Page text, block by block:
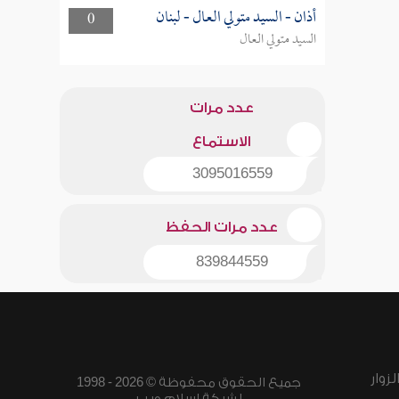
0
أذان - السيد متولي العال - لبنان
السيد متولي العال
عدد مرات
الاستماع
3095016559
عدد مرات الحفظ
839844559
جميع الحقوق محفوظة © 2026 - 1998